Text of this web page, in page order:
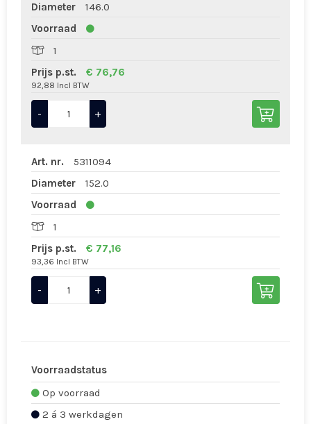
Diameter
146.0
Voorraad
1
Prijs p.st.
€ 76,76
92,88 Incl BTW
- +
Art. nr.
5311094
Diameter
152.0
Voorraad
1
Prijs p.st.
€ 77,16
93,36 Incl BTW
- +
Voorraadstatus
Op voorraad
2 á 3 werkdagen